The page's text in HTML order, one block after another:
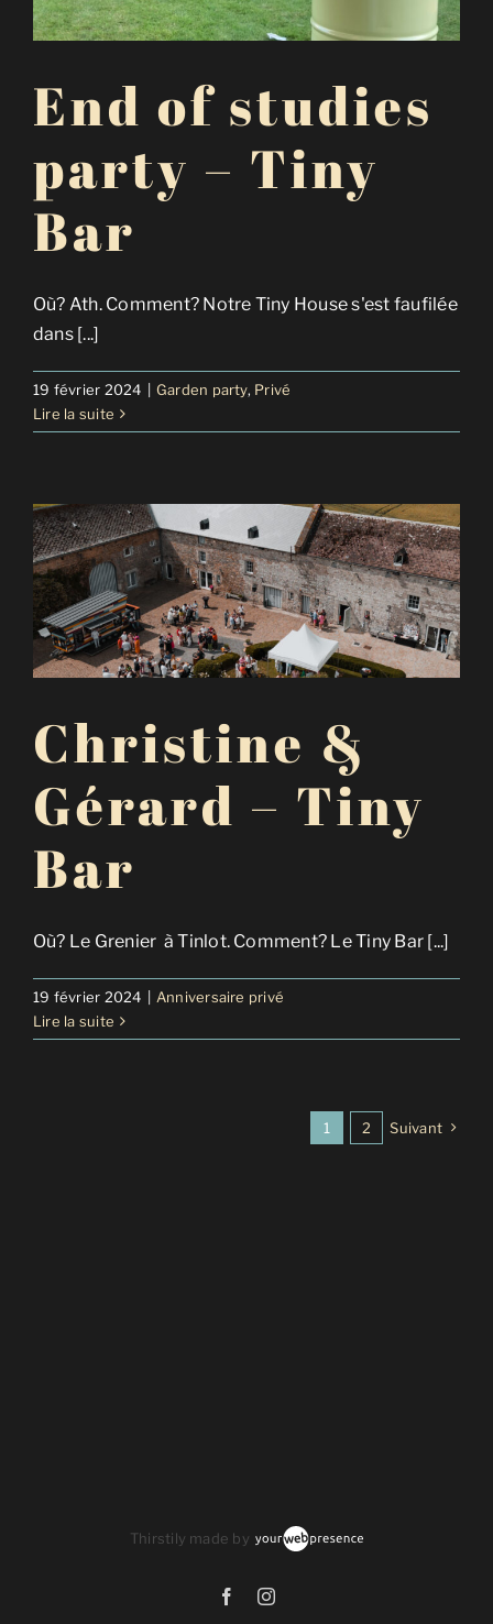
End of studies
party – Tiny
Bar
Où? Ath. Comment? Notre Tiny House s'est faufilée
dans [...]
19 février 2024 Garden party, Privé
Lire la suite
Christine &
Gérard – Tiny
Bar
Où? Le Grenier à Tinlot. Comment? Le Tiny Bar [...]
19 février 2024
Anniversaire privé
Lire la suite
1 2 Suivant
Thirstily made by
FacebookInstagram